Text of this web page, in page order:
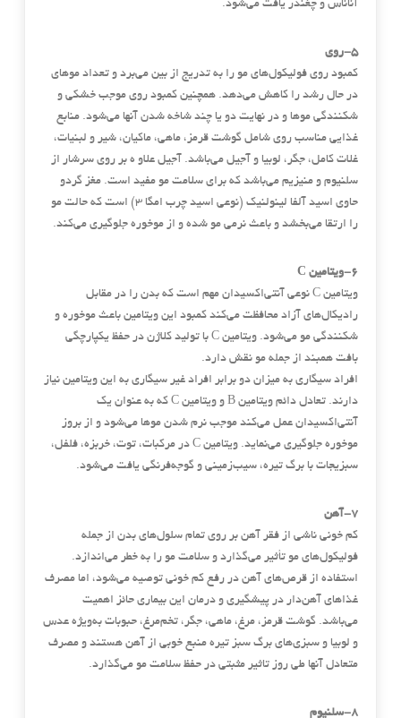
آناناس و چغندر یافت می‌شود.
۵-روی
کمبود روی فولیکول‌های مو را به تدریج از بین می‌برد و تعداد موهای
در حال رشد را کاهش می‌دهد. همچنین کمبود روی موجب خشکی و
شکنندگی موها و در نهایت دو یا چند شاخه شدن آنها می‌شود. منابع
غذایی مناسب روی شامل گوشت قرمز، ماهی، ماکیان، شیر و لبنیات،
غلات کامل، جگر، لوبیا و آجیل می‌باشد. آجیل علاو ه بر روی سرشار از
سلنیوم و منیزیم می‌باشد که برای سلامت مو مفید است. مغز گردو
حاوی اسید آلفا لینولنیک (نوعی اسید چرب امگا ۳) است که حالت مو
را ارتقا می‌بخشد و باعث نرمی ‌مو شده و از موخوره جلوگیری می‌کند.
۶-ویتامین C
ویتامین C نوعی آنتی‌اکسیدان مهم است که بدن را در مقابل
رادیکال‌های آزاد محافظت می‌کند کمبود این ویتامین باعث موخوره و
شکنندگی مو می‌شود. ویتامین C با تولید کلاژن در حفظ یکپارچگی
بافت همبند از جمله مو نقش دارد.
افراد سیگاری به میزان دو برابر افراد غیر سیگاری به این ویتامین نیاز
دارند. تعادل دائم ویتامین B و ویتامین C که به عنوان یک
آنتی‌اکسیدان عمل می‌کند موجب نرم شدن موها می‌شود و از بروز
موخوره جلوگیری می‌نماید. ویتامین C در مرکبات، توت، خربزه، فلفل،
سبزیجات با برگ تیره، سیب‌زمینی و گوجه‌فرنگی یافت می‌شود.
۷-آهن
کم خونی ناشی از فقر آهن بر روی تمام سلول‌های بدن از جمله
فولیکول‌های مو تأثیر می‌گذارد و سلامت مو را به خطر می‌اندازد.
استفاده از قرص‌های آهن در رفع کم خونی توصیه می‌شود، اما مصرف
غذاهای آهن‌دار در پیشگیری و درمان این بیماری حائز اهمیت
می‌باشد. گوشت قرمز، مرغ، ماهی، جگر، تخم‌مرغ، حبوبات به‌ویژه عدس
و لوبیا و سبزی‌های برگ سبز تیره منبع خوبی از آهن هستند و مصرف
متعادل آنها طی روز تاثیر مثبتی در حفظ سلامت مو می‌گذارد.
۸-سلنیوم